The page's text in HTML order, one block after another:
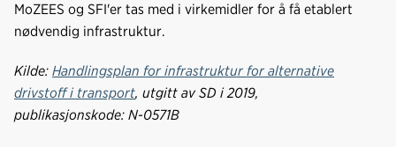
MoZEES og SFI'er tas med i virkemidler for å få etablert
nødvendig infrastruktur.
Kilde: Handlingsplan for infrastruktur for alternative
drivstoff i transport, utgitt av SD i 2019,
publikasjonskode: N-0571B